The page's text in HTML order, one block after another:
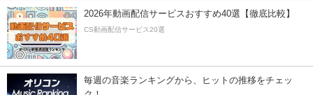
2026年動画配信サービスおすすめ40選【徹底比較】
CS動画配信サービス20選
毎週の音楽ランキングから、ヒットの推移をチェッ